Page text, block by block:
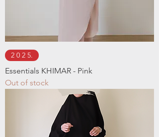
2 0 2 5.
Essentials KHIMAR - ​​​Pink
Out of stock